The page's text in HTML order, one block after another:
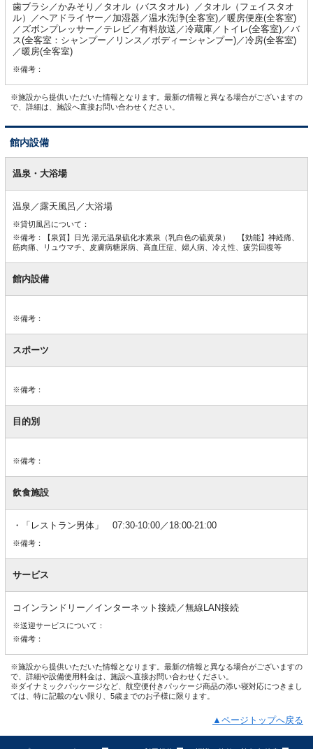
歯ブラシ／かみそり／タオル（バスタオル）／タオル（フェイスタオ
ル）／ヘアドライヤー／加湿器／温水洗浄(全客室)／暖房便座(全客室)
／ズボンプレッサー／テレビ／有料放送／冷蔵庫／トイレ(全客室)／バ
ス(全客室：シャンプー／リンス／ボディーシャンプー)／冷房(全客室)
／暖房(全客室)
※備考：
※施設から提供いただいた情報となります。最新の情報と異なる場合がございますの
で、詳細は、施設へ直接お問い合わせください。
館内設備
内温泉・大浴場
温泉／露天風呂／大浴場
※貸切風呂について：
※備考：【泉質】日光 湯元温泉硫化水素泉（乳白色の硫黄泉） 【効能】神経痛、
筋肉痛、リュウマチ、皮膚病糖尿病、高血圧症、婦人病、冷え性、疲労回復等
館内設備
※備考：
スポーツ
※備考：
目的別
※備考：
飲食施設
「レストラン男体」 07:30-10:00／18:00-21:00
※備考：
サービス
コインランドリー／インターネット接続／無線LAN接続
※送迎サービスについて：
※備考：
※施設から提供いただいた情報となります。最新の情報と異なる場合がございますの
で、詳細や設備使用料金は、施設へ直接お問い合わせください。
※ダイナミックパッケージなど、航空便付きパッケージ商品の添い寝対応につきまし
ては、特に記載のない限り、5歳までのお子様に限ります。
▲ページトップへ戻る